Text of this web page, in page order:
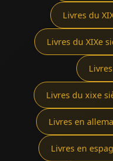
Livres du
Livres du XIXe
Livres du xixe
Livres en
Livres en